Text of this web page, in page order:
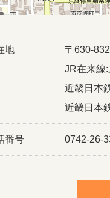
地
〒630-
JR在来線
近畿日本
近畿日本
番号 0742-26-